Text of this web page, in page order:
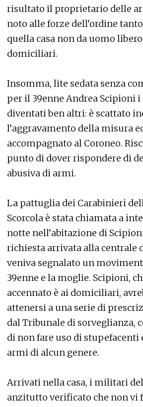
risultato il proprietario delle
noto alle forze dell’ordine
quella casa non da uomo
domiciliari.
Insomma, lite sedata senza
per il 39enne Andrea Scipioni
diventati ben altri: è scattato
l’aggravamento della misura
accompagnato al Coroneo.
punto di dover rispondere di
abusiva di armi.
La pattuglia dei Carabinieri
Scorcola è stata chiamata a
notte nell’abitazione di
richiesta arrivata alla centrale
veniva segnalato un
39enne e la moglie. Scipioni,
accennato è ai domiciliari,
attenersi a una serie di
dal Tribunale di sorveglianza,
di non fare uso di stupefacenti
armi di alcun genere.
Arrivati nella casa, i militari
anzitutto verificato che non vi